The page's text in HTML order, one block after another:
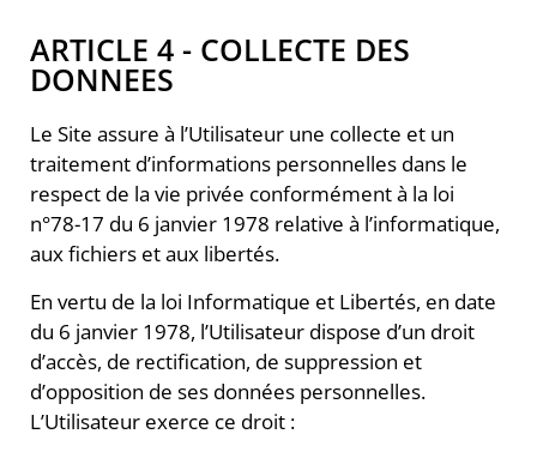
ARTICLE 4 - COLLECTE DES
DONNEES
Le Site assure à l’Utilisateur une collecte et un
traitement d’informations personnelles dans le
respect de la vie privée conformément à la loi
n°78-17 du 6 janvier 1978 relative à l’informatique,
aux fichiers et aux libertés.
En vertu de la loi Informatique et Libertés, en date
du 6 janvier 1978, l’Utilisateur dispose d’un droit
d’accès, de rectification, de suppression et
d’opposition de ses données personnelles.
L’Utilisateur exerce ce droit :